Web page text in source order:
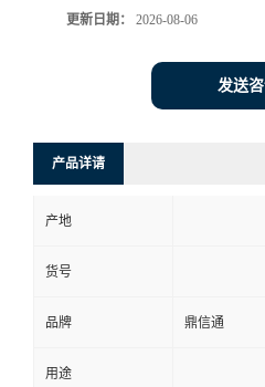
更新日期： 2026-08-06
发送
产品详请
产地
货号
品牌 鼎信通
用途